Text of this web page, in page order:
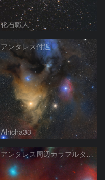
化石職人
アンタレス付近
Alricha33
アンタレス周辺カラフルタウン